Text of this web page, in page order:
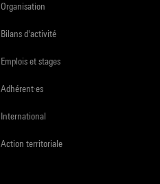
Organisation
Bilans d'activité
Emplois et stages
Adhérent·es
International
Action territoriale